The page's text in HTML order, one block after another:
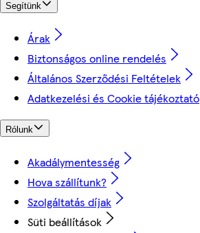
Segítünk
Árak
Biztonságos online rendelés
Általános Szerződési Feltételek
Adatkezelési és Cookie tájékoztató
Rólunk
Akadálymentesség
Hova szállítunk?
Szolgáltatás díjak
Süti beállítások